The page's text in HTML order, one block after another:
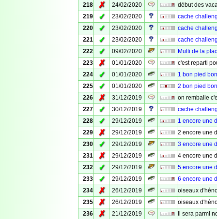
218
✗ 24/02/2020
début des
219
✓ 23/02/2020
cache
220
✓ 23/02/2020
cache
221
✓ 23/02/2020
cache
222
✓ 09/02/2020
Multi de la
223
✗ 01/01/2020
c'est reparti
224
✓ 01/01/2020
1 bon pied
225
✓ 01/01/2020
2 bon pied
226
✗ 31/12/2019
on remballe
227
✓ 30/12/2019
cache
228
✓ 29/12/2019
1 encore une
229
✗ 29/12/2019
2 encore une
230
✓ 29/12/2019
3 encore une
231
✗ 29/12/2019
4 encore une
232
✓ 29/12/2019
5 encore une
233
✓ 29/12/2019
6 encore une
234
✗ 26/12/2019
oiseaux
235
✗ 26/12/2019
oiseaux
236
✗ 21/12/2019
il sera parmi